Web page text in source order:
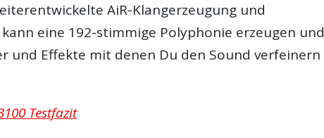
AiR-Klangerzeugung und
eine 192-stimmige Polyphonie erzeugen und
und Effekte mit denen Du den Sound verfeinern
Testfazit